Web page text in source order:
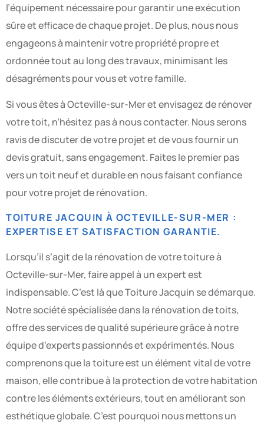
l’équipement nécessaire pour garantir une exécution
sûre et efficace de chaque projet. De plus, nous nous
engageons à maintenir votre propriété propre et
ordonnée tout au long des travaux, minimisant les
désagréments pour vous et votre famille.
Si vous êtes à Octeville-sur-Mer et envisagez de rénover
votre toit, n’hésitez pas à nous contacter. Nous serons
ravis de discuter de votre projet et de vous fournir un
devis gratuit, sans engagement. Faites le premier pas
vers un toit neuf et durable en nous faisant confiance
pour votre projet de rénovation.
TOITURE JACQUIN À OCTEVILLE-SUR-MER :
EXPERTISE ET SATISFACTION GARANTIE.
Lorsqu’il s’agit de la rénovation de votre toiture à
Octeville-sur-Mer, faire appel à un expert est
indispensable. C’est là que Toiture Jacquin se démarque.
Notre société spécialisée dans la rénovation de toits,
offre des services de qualité supérieure grâce à notre
équipe d’experts passionnés et expérimentés. Nous
comprenons que la toiture est un élément vital de votre
maison, elle contribue à la protection de votre habitation
contre les éléments extérieurs, tout en améliorant son
esthétique globale. C’est pourquoi nous mettons un